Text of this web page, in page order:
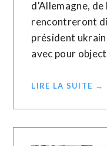
d'Allemagne, de
rencontreront
président
avec pour
LIRE LA SUITE →